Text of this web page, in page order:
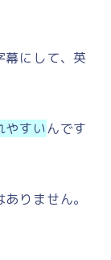
幕にして、英
やすいんです
りません。